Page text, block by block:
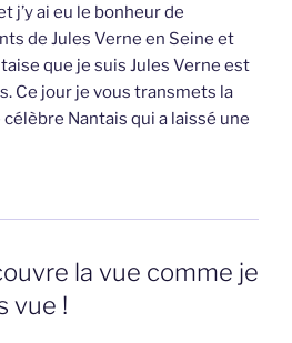
j’y ai eu le bonheur de
de Jules Verne en Seine et
que je suis Jules Verne est
Ce jour je vous transmets la
Nantais qui a laissé une
la vue comme je
vue !